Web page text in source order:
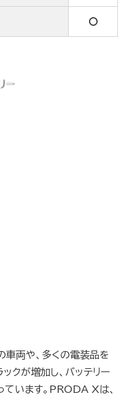
〇
ー
車両や、多くの電装品を
クが増加し、バッテリー
います。PRODA Xは、